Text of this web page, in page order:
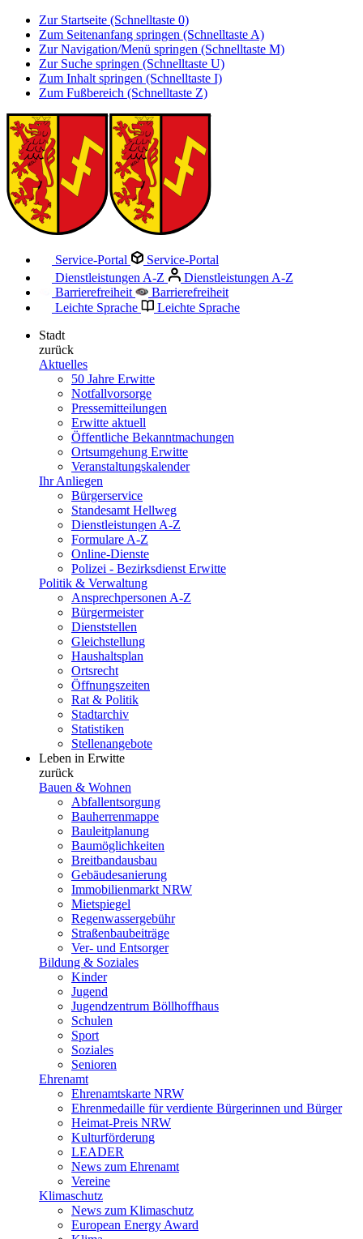
Zur Startseite (Schnelltaste 0)
Zum Seitenanfang springen (Schnelltaste A)
Zur Navigation/Menü springen (Schnelltaste M)
Zur Suche springen (Schnelltaste U)
Zum Inhalt springen (Schnelltaste I)
Zum Fußbereich (Schnelltaste Z)
Service-Portal
Service-Portal
Dienstleistungen A-Z
Dienstleistungen A-Z
Barrierefreiheit
Barrierefreiheit
Leichte Sprache
Leichte Sprache
Stadt
zurück
Aktuelles
50 Jahre Erwitte
Notfallvorsorge
Pressemitteilungen
Erwitte aktuell
Öffentliche Bekanntmachungen
Ortsumgehung Erwitte
Veranstaltungskalender
Ihr Anliegen
Bürgerservice
Standesamt Hellweg
Dienstleistungen A-Z
Formulare A-Z
Online-Dienste
Polizei - Bezirksdienst Erwitte
Politik & Verwaltung
Ansprechpersonen A-Z
Bürgermeister
Dienststellen
Gleichstellung
Haushaltsplan
Ortsrecht
Öffnungszeiten
Rat & Politik
Stadtarchiv
Statistiken
Stellenangebote
Leben in Erwitte
zurück
Bauen & Wohnen
Abfallentsorgung
Bauherrenmappe
Bauleitplanung
Baumöglichkeiten
Breitbandausbau
Gebäudesanierung
Immobilienmarkt NRW
Mietspiegel
Regenwassergebühr
Straßenbaubeiträge
Ver- und Entsorger
Bildung & Soziales
Kinder
Jugend
Jugendzentrum Böllhoffhaus
Schulen
Sport
Soziales
Senioren
Ehrenamt
Ehrenamtskarte NRW
Ehrenmedaille für verdiente Bürgerinnen und Bürger
Heimat-Preis NRW
Kulturförderung
LEADER
News zum Ehrenamt
Vereine
Klimaschutz
News zum Klimaschutz
European Energy Award